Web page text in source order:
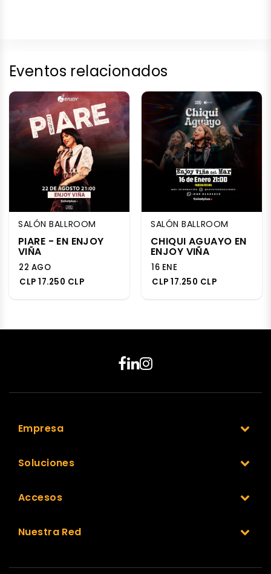
Eventos relacionados
SALÓN BALLROOM
PIARE - EN ENJOY
VIÑA
22 AGO
CLP 17.250 CLP
SALÓN BALLROOM
CHIQUI AGUAYO EN
ENJOY VIÑA
16 ENE
CLP 17.250 CLP
Empresa
Soluciones
Accesos
Nuestra Red